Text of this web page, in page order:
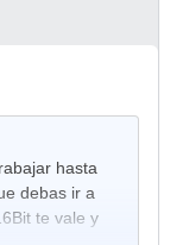
hasta
debas ir a
te vale y